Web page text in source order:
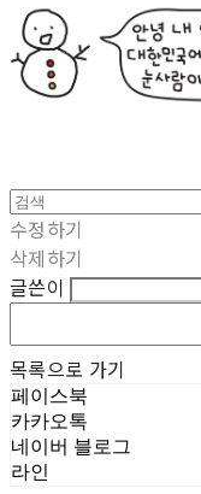
수정하기
삭제하기
글쓴이
목록으로 가기
페이스북
카카오톡
네이버 블로그
라인